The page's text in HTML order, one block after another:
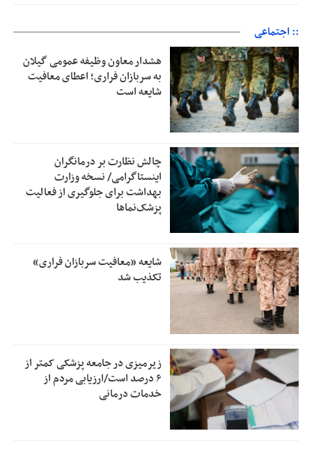
:: اجتماعی
هشدار معاون وظیفه عمومی گیلان
به سربازان فراری؛ اعطای معافیت
شایعه است
چالش نظارت بر درمانگران
اینستاگرامی/ نسخه وزارت
بهداشت برای جلوگیری از فعالیت
پزشک‌نماها
شایعه «معافیت سربازان فراری»
تکذیب شد
زیرمیزی در جامعه پزشکی کمتر از
۶ درصد است/ارزیابی مردم از
خدمات درمانی